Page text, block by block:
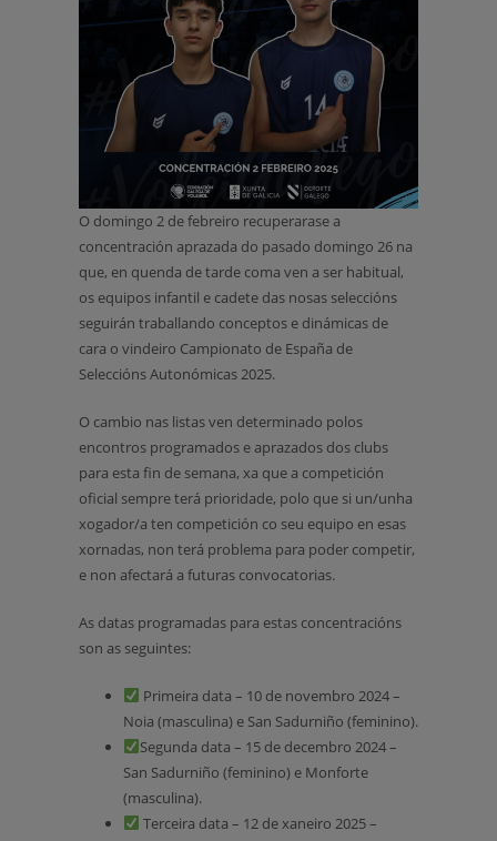
O domingo 2 de febreiro recuperarase a
concentración aprazada do pasado domingo 26 na
que, en quenda de tarde coma ven a ser habitual,
os equipos infantil e cadete das nosas seleccións
seguirán traballando conceptos e dinámicas de
cara o vindeiro Campionato de España de
Seleccións Autonómicas 2025.
O cambio nas listas ven determinado polos
encontros programados e aprazados dos clubs
para esta fin de semana, xa que a competición
oficial sempre terá prioridade, polo que si un/unha
xogador/a ten competición co seu equipo en esas
xornadas, non terá problema para poder competir,
e non afectará a futuras convocatorias.
As datas programadas para estas concentracións
son as seguintes:
Primeira data – 10 de novembro 2024 –
Noia (masculina) e San Sadurniño (feminino).
Segunda data – 15 de decembro 2024 –
San Sadurniño (feminino) e Monforte
(masculina).
Terceira data – 12 de xaneiro 2025 –